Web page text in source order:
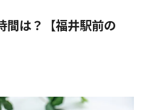
間は？【福井駅前の